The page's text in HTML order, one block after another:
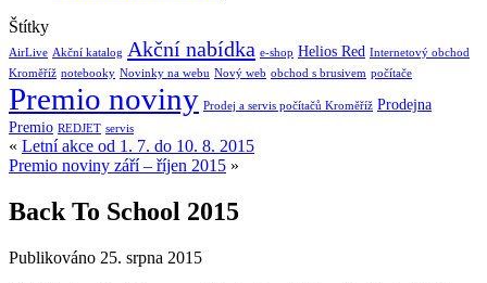
Štítky
AirLive Akční katalog Akční nabídka e-shop Helios Red Internetový obchod
Kroměříž notebooky Novinky na webu Nový web obchod s brusivem počítače
Premio noviny Prodej a servis počítačů Kroměříž Prodejna
Premio REDJET servis
« Letní akce od 1. 7. do 10. 8. 2015
Premio noviny září – říjen 2015 »
Back To School 2015
Publikováno 25. srpna 2015